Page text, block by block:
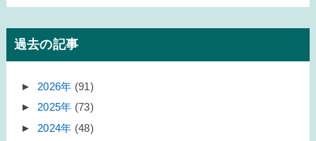
過去の記事
► 2026年 (91)
► 2025年 (73)
► 2024年 (48)